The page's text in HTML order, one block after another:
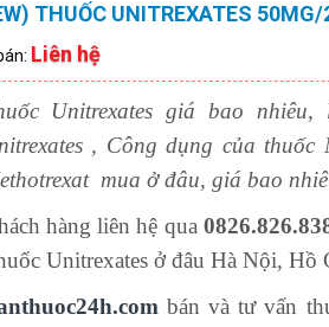
THUỐC UNITREXATES
Liên hệ
Unitrexates giá bao
, Công dụng của
mua ở đâu, giá bao
hàng liên hệ qua
Unitrexates ở đâu Hà Nội, Hồ
bán và tư vấn